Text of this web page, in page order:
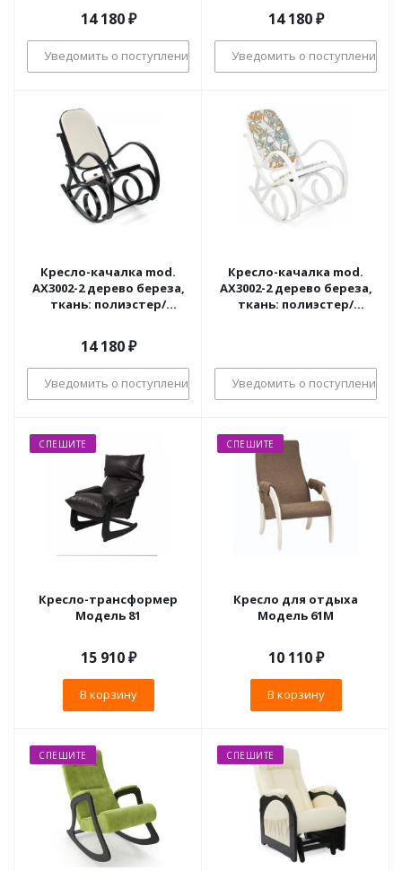
дерево: натуральный #1/
ткань светло-серая 2022
14 180₽
Уведомить о поступлении
дерево: дуб #5, ткань
бежевая 1089-4
14 180₽
Уведомить о поступлении
Кресло-качалка mod.
AX3002-2 дерево береза,
ткань: полиэстер/
дерево: венге #9, ткань
бежевая 1089-С
14 180₽
Уведомить о поступлении
Кресло-качалка mod.
AX3002-2 дерево береза,
ткань: полиэстер/
Уведомить о поступлении
СПЕШИТЕ
Кресло-трансформер
Модель 81
15 910₽
В корзину
СПЕШИТЕ
Кресло для отдыха
Модель 61М
10 110₽
В корзину
СПЕШИТЕ СПЕШИТЕ